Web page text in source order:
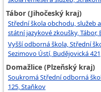
Tábor (Jihočeský kraj)
Střední škola obchodu, služeb
státní jazykové zkoušky, Tábor,
Vyšší odborná škola, Střední
Sezimovo Ústí, Budějovická
Domažlice (Plzeňský kraj)
Soukromá Střední odborná
125, Staňkov